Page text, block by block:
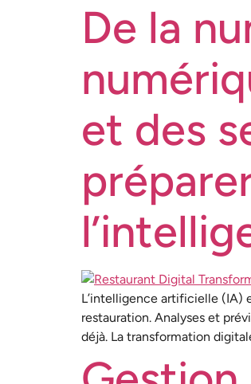
De la
et des
L’intelligence artificielle (IA)
restauration. Analyses et
déjà. La transformation